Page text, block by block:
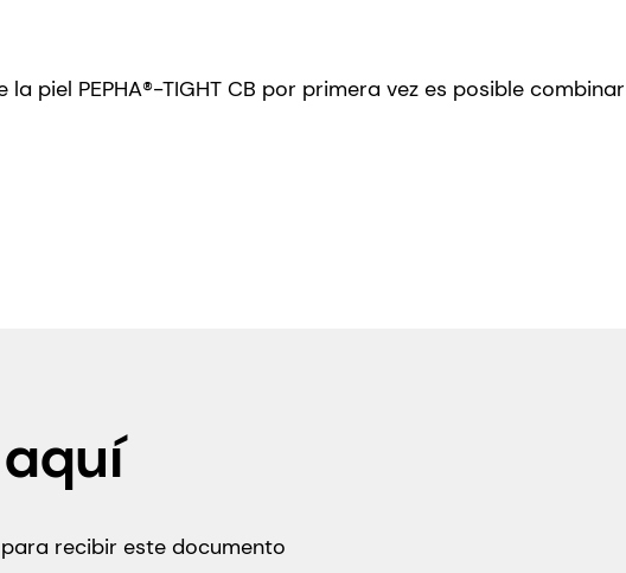
piel PEPHA®-TIGHT CB por primera vez es posible
recibir este documento